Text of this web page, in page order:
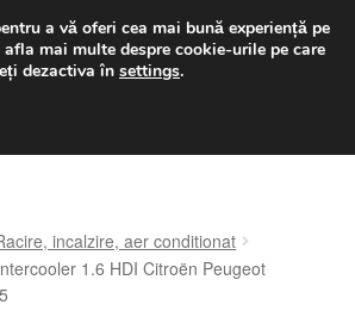
33 lei
- 4 p.m.031 229 6816
incalzire, aer conditionat
1.6 HDI Citroën Peugeot
a vă oferi cea mai bună experiență pe
afla mai multe despre cookie-urile pe care
dezactiva în settings.